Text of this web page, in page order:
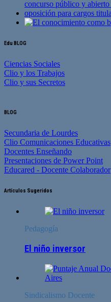
Edu BLOG
Ciencias Sociales
Clio y los Trabajos
Clio y sus Secretos
BLOG
Secundaria de Lourdes
Clio Comunicaciones Educativas
Docentes Enseñando
Presentaciones de Power Point
Educared - Docente Colaborador
Artículos Sugeridos
Pedagogía
El niño inversor
Sindicalismo Docente